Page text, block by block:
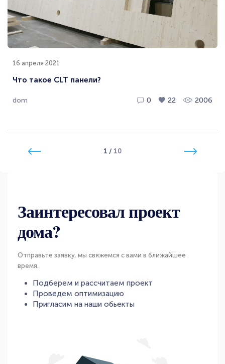
16 апреля 2021
Что такое CLT панели?
dom 0 22 2006
1 / 10
Заинтересовал проект
дома?
Отправьте заявку, мы свяжемся с вами в ближайшее
время.
Подберем и рассчитаем проект
Проведем оптимизацию
Пригласим на наши обьекты